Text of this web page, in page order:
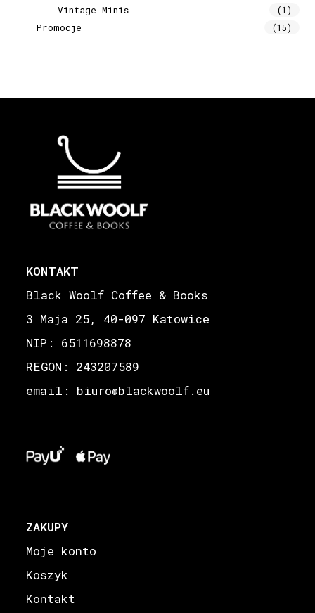
Vintage Minis (1)
Promocje (15)
KONTAKT
Black Woolf Coffee & Books
3 Maja 25, 40-097 Katowice
NIP: 6511698878
REGON: 243207589
email: biuro@blackwoolf.eu
ZAKUPY
Moje konto
Koszyk
Kontakt